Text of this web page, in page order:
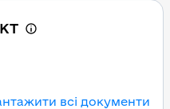
всі документи